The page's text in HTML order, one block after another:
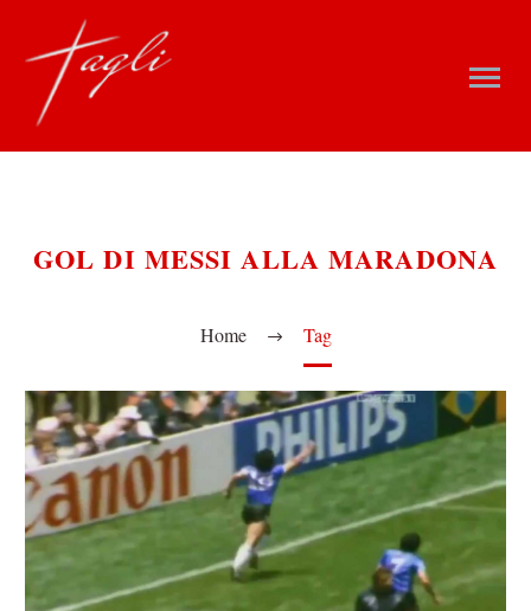
GOL DI MESSI ALLA MARADONA
Home Tag